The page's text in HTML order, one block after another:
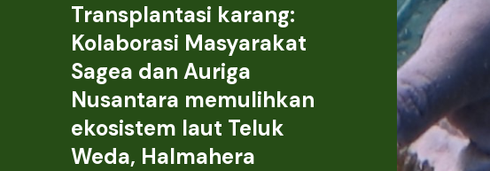
Transplantasi karang:
Kolaborasi Masyarakat
Sagea dan Auriga
Nusantara memulihkan
ekosistem laut Teluk
Weda, Halmahera